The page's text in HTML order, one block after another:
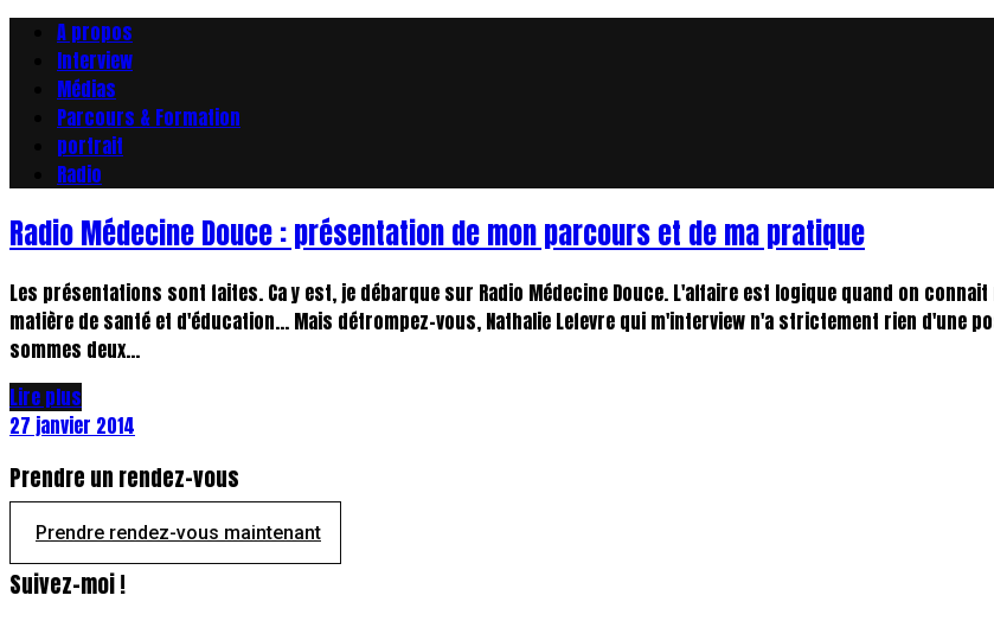
A propos
Interview
Médias
Parcours & Formation
portrait
Radio
Radio Médecine Douce : présentation de mon parcours et de ma pratique
Les présentations sont faites. Ca y est, je débarque sur Radio Médecine Douce. L'affaire est logique quand on
matière de santé et d'éducation... Mais détrompez-vous, Nathalie Lefevre qui m'interview n'a strictement rien d'une
sommes deux...
Lire plus
27 janvier 2014
Prendre un rendez-vous
Prendre rendez-vous maintenant
Suivez-moi !